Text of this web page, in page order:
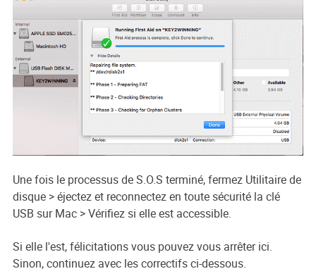
Une fois le processus de S.O.S terminé, fermez Utilitaire de
disque > éjectez et reconnectez en toute sécurité la clé
USB sur Mac > Vérifiez si elle est accessible.
Si elle l'est, félicitations vous pouvez vous arrêter ici.
Sinon, continuez avec les correctifs ci-dessous.